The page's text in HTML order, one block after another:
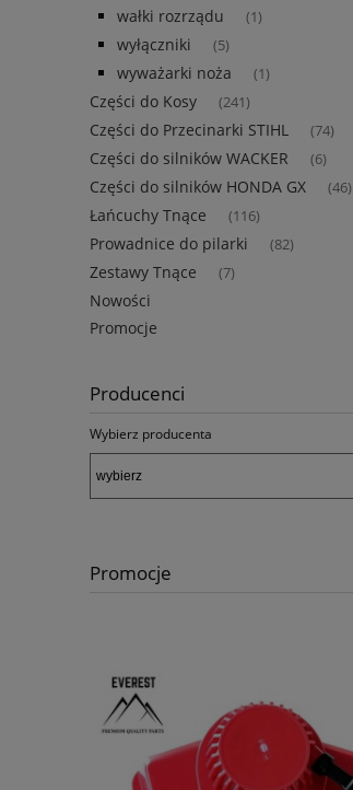
wałki rozrządu (1)
wyłączniki (5)
wyważarki noża (1)
Części do Kosy (241)
Części do Przecinarki STIHL (74)
Części do silników WACKER (6)
Części do silników HONDA GX (46)
Łańcuchy Tnące (116)
Prowadnice do pilarki (82)
Zestawy Tnące (7)
Nowości
Promocje
Producenci
Wybierz producenta
Promocje